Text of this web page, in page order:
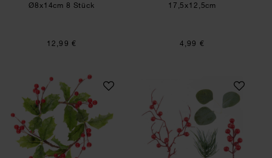
Ø8x14cm 8 Stück
12,99 €
17,5x12,5cm
4,99 €
Ilexkranz mit roten Beeren Deko-Set